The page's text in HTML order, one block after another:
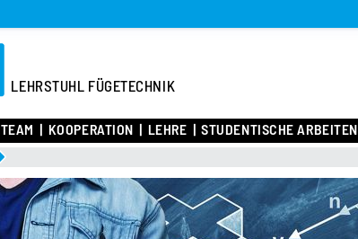
LEHRSTUHL FÜGETECHNIK
TEAM KOOPERATION LEHRE STUDENTISCHE ARBEITEN